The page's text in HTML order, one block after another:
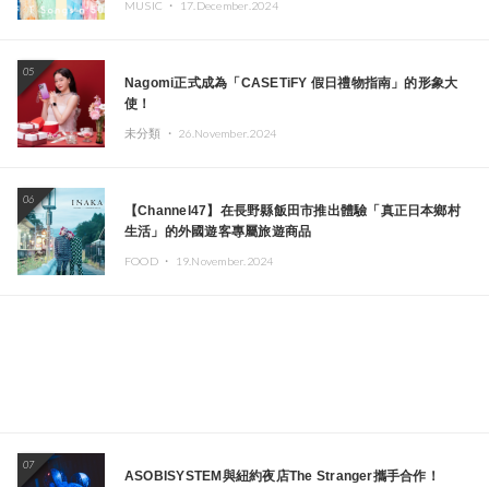
MUSIC ・ 17.December.2024
05
Nagomi正式成為「CASETiFY 假日禮物指南」的形象大
使！
未分類 ・ 26.November.2024
06
【Channel47】在長野縣飯田市推出體驗「真正日本鄉村
生活」的外國遊客專屬旅遊商品
FOOD ・ 19.November.2024
07
ASOBISYSTEM與紐約夜店The Stranger攜手合作！